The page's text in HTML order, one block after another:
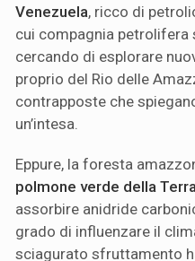
Venezuela, ricco di
cui compagnia petrolifera
cercando di esplorare
proprio del Rio delle
contrapposte che
un’intesa.
Eppure, la foresta
polmone verde della
assorbire anidride
grado di influenzare il
sciagurato sfruttamento